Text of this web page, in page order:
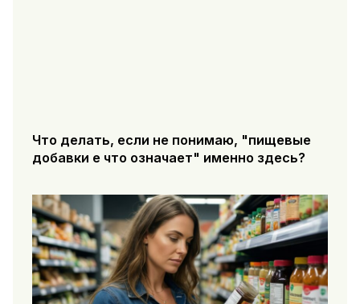
Что делать, если не понимаю, "пищевые
добавки е что означает" именно здесь?